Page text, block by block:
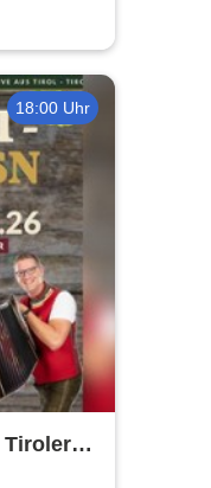
18:00 Uhr
Tiroler